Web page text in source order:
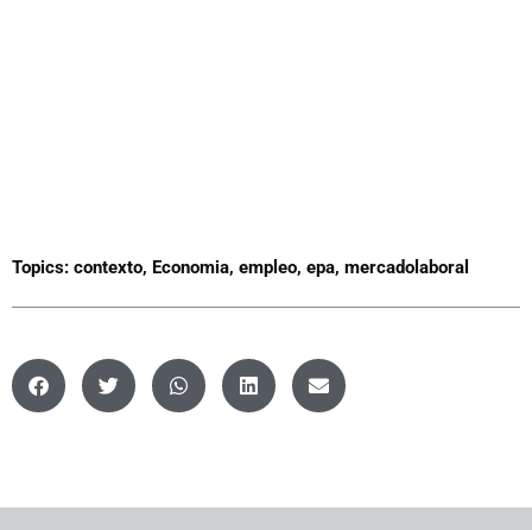
Topics: contexto, Economia, empleo, epa, mercadolaboral